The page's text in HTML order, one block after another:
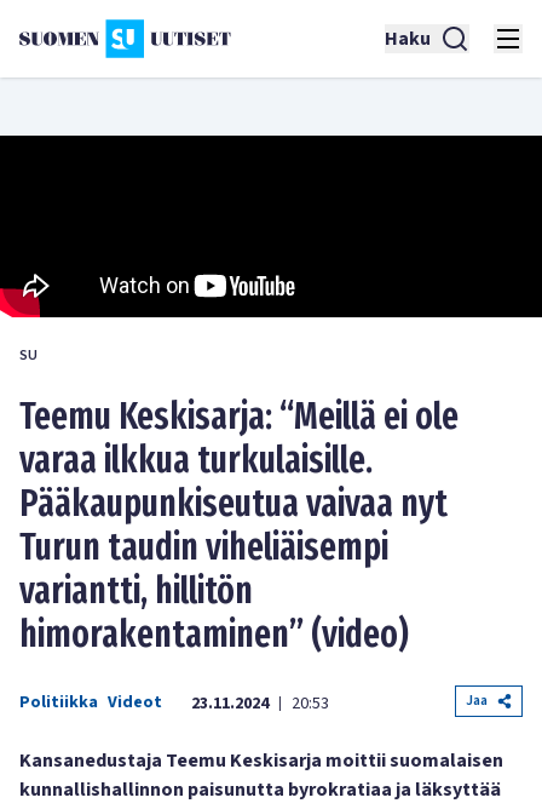
Haku
SU
Teemu Keskisarja: “Meillä ei ole
varaa ilkkua turkulaisille.
Pääkaupunkiseutua vaivaa nyt
Turun taudin viheliäisempi
variantti, hillitön
himorakentaminen” (video)
Politiikka Videot 23.11.2024 | 20:53 Jaa
Kansanedustaja Teemu Keskisarja moittii suomalaisen
kunnallishallinnon paisunutta byrokratiaa ja läksyttää